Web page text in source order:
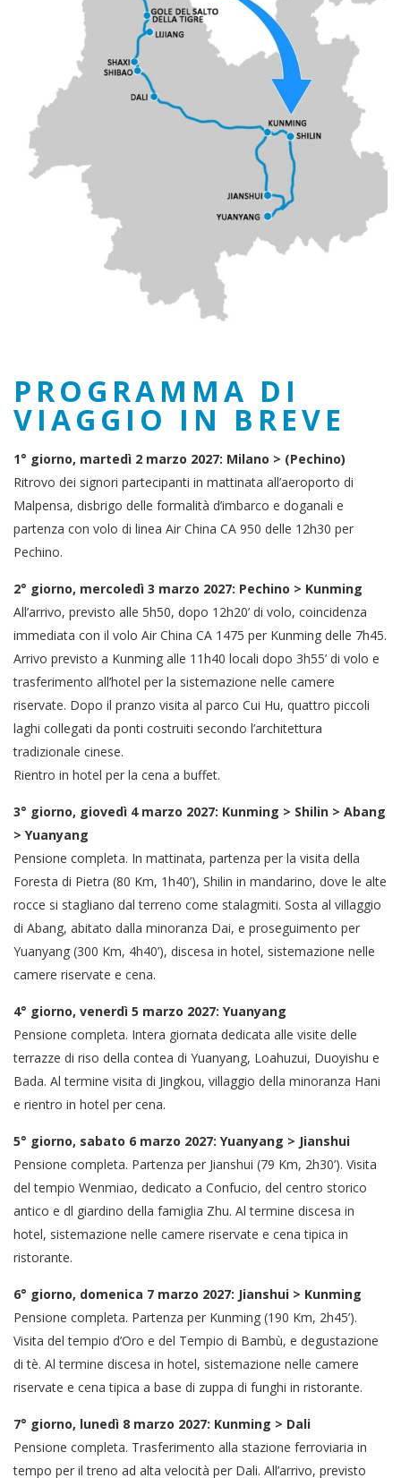
PROGRAMMA DI
VIAGGIO IN BREVE
1° giorno, martedì 2 marzo 2027: Milano > (Pechino)
Ritrovo dei signori partecipanti in mattinata all’aeroporto di
Malpensa, disbrigo delle formalità d’imbarco e doganali e
partenza con volo di linea Air China CA 950 delle 12h30 per
Pechino.
2° giorno, mercoledì 3 marzo 2027: Pechino > Kunming
All’arrivo, previsto alle 5h50, dopo 12h20’ di volo, coincidenza
immediata con il volo Air China CA 1475 per Kunming delle 7h45.
Arrivo previsto a Kunming alle 11h40 locali dopo 3h55’ di volo e
trasferimento all’hotel per la sistemazione nelle camere
riservate. Dopo il pranzo visita al parco Cui Hu, quattro piccoli
laghi collegati da ponti costruiti secondo l’architettura
tradizionale cinese.
Rientro in hotel per la cena a buffet.
3° giorno, giovedì 4 marzo 2027: Kunming > Shilin > Abang
> Yuanyang
Pensione completa. In mattinata, partenza per la visita della
Foresta di Pietra (80 Km, 1h40’), Shilin in mandarino, dove le alte
rocce si stagliano dal terreno come stalagmiti. Sosta al villaggio
di Abang, abitato dalla minoranza Dai, e proseguimento per
Yuanyang (300 Km, 4h40’), discesa in hotel, sistemazione nelle
camere riservate e cena.
4° giorno, venerdì 5 marzo 2027: Yuanyang
Pensione completa. Intera giornata dedicata alle visite delle
terrazze di riso della contea di Yuanyang, Loahuzui, Duoyishu e
Bada. Al termine visita di Jingkou, villaggio della minoranza Hani
e rientro in hotel per cena.
5° giorno, sabato 6 marzo 2027: Yuanyang > Jianshui
Pensione completa. Partenza per Jianshui (79 Km, 2h30’). Visita
del tempio Wenmiao, dedicato a Confucio, del centro storico
antico e dl giardino della famiglia Zhu. Al termine discesa in
hotel, sistemazione nelle camere riservate e cena tipica in
ristorante.
6° giorno, domenica 7 marzo 2027: Jianshui > Kunming
Pensione completa. Partenza per Kunming (190 Km, 2h45’).
Visita del tempio d’Oro e del Tempio di Bambù, e degustazione
di tè. Al termine discesa in hotel, sistemazione nelle camere
riservate e cena tipica a base di zuppa di funghi in ristorante.
7° giorno, lunedì 8 marzo 2027: Kunming > Dali
Pensione completa. Trasferimento alla stazione ferroviaria in
tempo per il treno ad alta velocità per Dali. All’arrivo, previsto